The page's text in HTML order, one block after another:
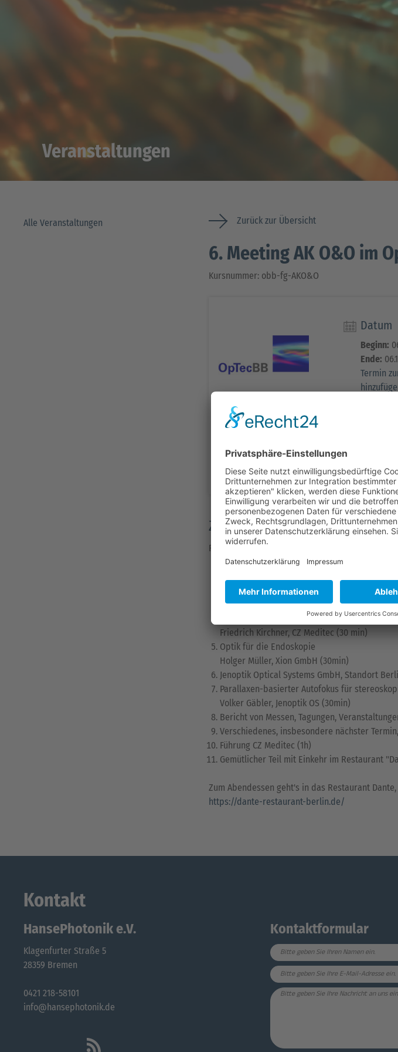
Veranstaltungen
Alle Veranstaltungen Zurück zur Übersicht
6. Meeting AK O&O im
Kursnummer: obb-fg-AKO&O
Datum
Beginn:
Ende:
Termin
Zusammenfassung
Folgende Agenda ist vorgesehen:
Vorstellungsrunde, Unterzeichnung NDAs
Carl ZEISS Meditec AG am Standort Berlin,
Die Behandlung des "Grauen Star" und ihre
Friedrich Kirchner, CZ Meditec (30 min)
Optik für die Endoskopie
Holger Müller, Xion GmbH (30min)
Jenoptik Optical Systems GmbH, Standort
Parallaxen-basierter Autofokus für
Volker Gäbler, Jenoptik OS (30min)
Bericht von Messen, Tagungen,
Verschiedenes, insbesondere nächster
Führung CZ Meditec (1h)
Gemütlicher Teil mit Einkehr im Restaurant
Zum Abendessen geht's in das Restaurant
https://dante-restaurant-berlin.de/
Kontakt
HansePhotonik e.V.
Klagenfurter Straße 5
28359 Bremen
0421 218-58101
info@hansephotonik.de
Kontaktformular